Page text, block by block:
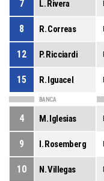
7 L. Rivera
8 R. Correas
12 P. Ricciardi
15 R. Iguacel
BANCA
4 M. Iglesias
9 I. Rosemberg
10 N. Villegas